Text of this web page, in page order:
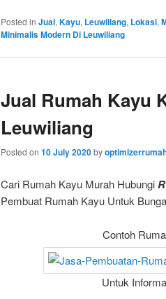
Posted in Jual, Kayu, Leuwiliang, Lokasi,
Minimalis Modern Di Leuwiliang
Jual Rumah Kayu
Leuwiliang
Posted on 10 July 2020by
Cari Rumah Kayu Murah Hubungi
Pembuat Rumah Kayu Untuk
Contoh
Untuk